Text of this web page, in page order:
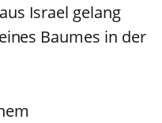
Israel gelang
Baumes in der